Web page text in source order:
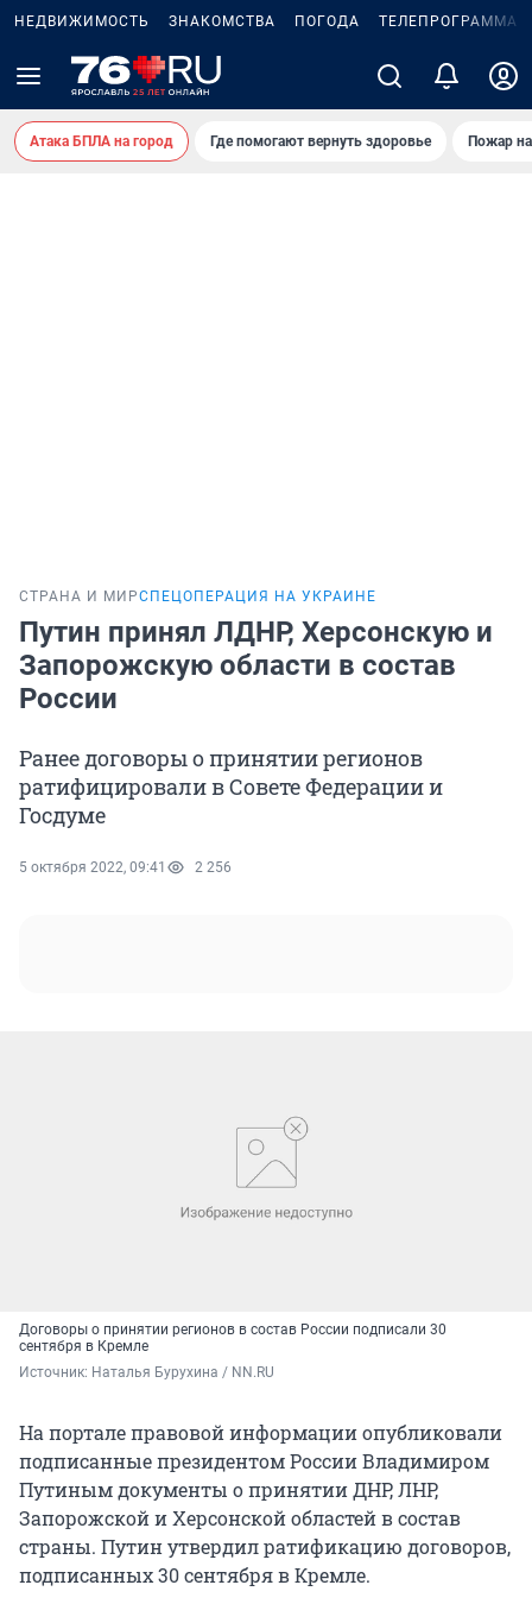
НЕДВИЖИМОСТЬ ЗНАКОМСТВА ПОГОДА ТЕЛЕПРОГРАММА
Атака БПЛА на город Где помогают вернуть здоровье Пожар
СТРАНА И МИРСПЕЦОПЕРАЦИЯ НА УКРАИНЕ
Путин принял ЛДНР, Херсонскую и
Запорожскую области в состав
России
Ранее договоры о принятии регионов
ратифицировали в Совете Федерации и
Госдуме
5 октября 2022, 09:41 2 256
Договоры о принятии регионов в состав России подписали 30
сентября в Кремле
Источник: Наталья Бурухина / NN.RU
На портале правовой информации опубликовали
подписанные президентом России Владимиром
Путиным документы о принятии ДНР, ЛНР,
Запорожской и Херсонской областей в состав
страны. Путин утвердил ратификацию договоров,
подписанных 30 сентября в Кремле.